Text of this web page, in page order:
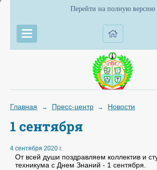
Перейти на полную версию
Главная → Пресс-центр → Новости
1 сентября
4 сентября 2020 г.
От всей души поздравляем коллектив и
техникума с Днем Знаний - 1 сентября.